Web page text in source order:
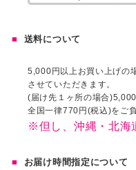
送料について
5,000円以上お買い上げの
させていただきます。
(届け先１ヶ所の場合
全国一律770円(税込)をご
※但し、沖縄・北海
お届け時間指定について